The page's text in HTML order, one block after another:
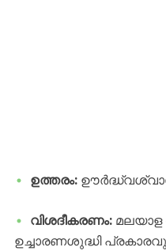
ഉത്തരം:
വിശദീകരണം:മലയാള
ഉച്ചാരണശുദ്ധി